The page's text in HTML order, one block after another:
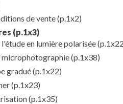
de vente(p.1x2)
(p.1x3)
en lumière polarisée
microphotographie(p.1x38)
gradué(p.1x22)
(p.1x23)
(p.1x35)